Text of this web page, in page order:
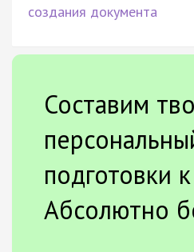
создания документа
Составим
подготовки
Абсолютно